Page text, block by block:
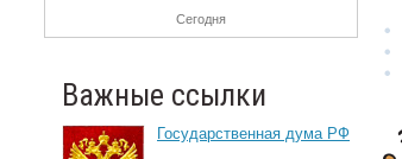
Сегодня
Важные ссылки
Государственная дума РФ